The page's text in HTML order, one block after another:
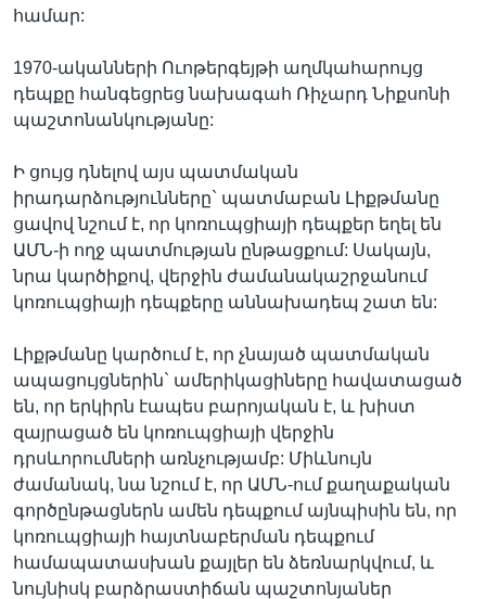
համար:
1970-ականների Ուոթերգեյթի աղմկահարույց
դեպքը հանգեցրեց նախագահ Ռիչարդ Նիքսոնի
պաշտոնանկությանը:
Ի ցույց դնելով այս պատմական
իրադարձությունները` պատմաբան Լիքթմանը
ցավով նշում է, որ կոռուպցիայի դեպքեր եղել են
ԱՄՆ-ի ողջ պատմության ընթացքում: Սակայն,
նրա կարծիքով, վերջին ժամանակաշրջանում
կոռուպցիայի դեպքերը աննախադեպ շատ են:
Լիքթմանը կարծում է, որ չնայած պատմական
ապացույցներին` ամերիկացիները հավատացած
են, որ երկիրն էապես բարոյական է, և խիստ
զայրացած են կոռուպցիայի վերջին
դրսևորումների առնչությամբ: Միևնույն
ժամանակ, նա նշում է, որ ԱՄՆ-ում քաղաքական
գործընթացներն ամեն դեպքում այնպիսին են, որ
կոռուպցիայի հայտնաբերման դեպքում
համապատասխան քայլեր են ձեռնարկվում, և
նույնիսկ բարձրաստիճան պաշտոնյաներ